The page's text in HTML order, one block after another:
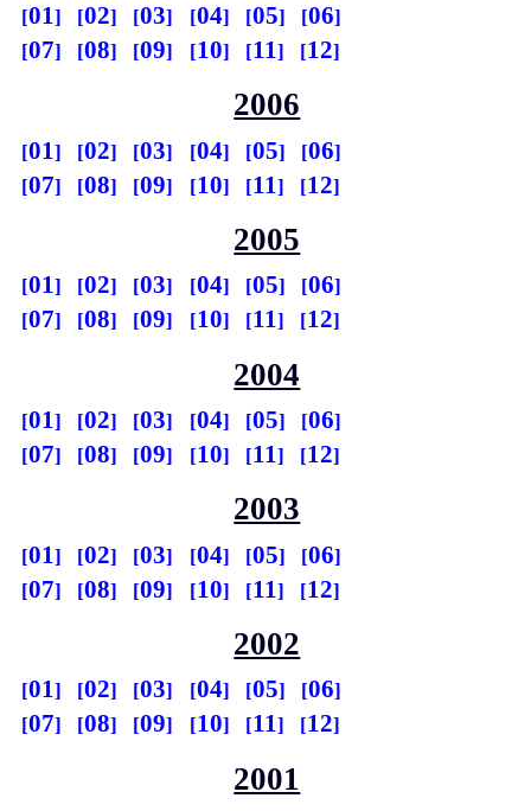
01 02 03 04 05
06
07
08 09 10 11 12
2006
01 02 03 04 05
06
07
08 09 10 11 12
2005
01 02 03 04 05
06
07
08 09 10 11 12
2004
01 02 03 04 05
06
07
08 09 10 11 12
2003
01 02 03 04 05
06
07
08 09 10 11 12
2002
01 02 03 04 05
06
07
08 09 10 11 12
2001